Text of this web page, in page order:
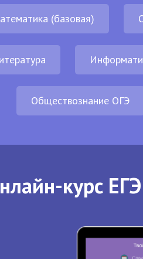
(базовая)
Обществознание ОГЭ
курс